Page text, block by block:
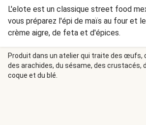
L'elote est un classique street food
vous préparez l'épi de maïs au four et
crème aigre, de feta et d'épices.
Produit dans un atelier qui traite des œufs,
des arachides, du sésame, des crustacés,
coque et du blé.